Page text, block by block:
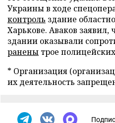
Украины в ходе
контроль здание
Харькове. Аваков
здании оказывали
ранены трое
* Организация
их деятельность